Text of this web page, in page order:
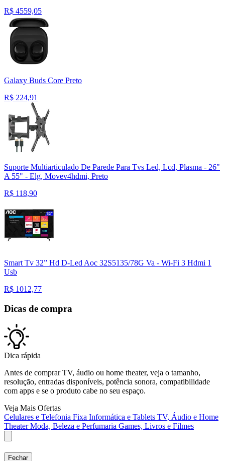
R$ 4559,05
Galaxy Buds Core Preto
R$ 224,91
Suporte Multiarticulado De Parede Para Tvs Led, Lcd, Plasma - 26"
A 55" - Elg, Movev4hdmi, Preto
R$ 118,90
Smart Tv 32” Hd D-Led Aoc 32S5135/78G Va - Wi-Fi 3 Hdmi 1
Usb
R$ 1012,77
Dicas de compra
Dica rápida
Antes de comprar TV, áudio ou home theater, veja o tamanho,
resolução, entradas disponíveis, potência sonora, compatibilidade
com apps e se o produto cabe no seu espaço.
Veja Mais Ofertas
Celulares e Telefonia Fixa Informática e Tablets TV, Áudio e Home
TheaterModa, Beleza e Perfumaria Games, Livros e Filmes
Fechar